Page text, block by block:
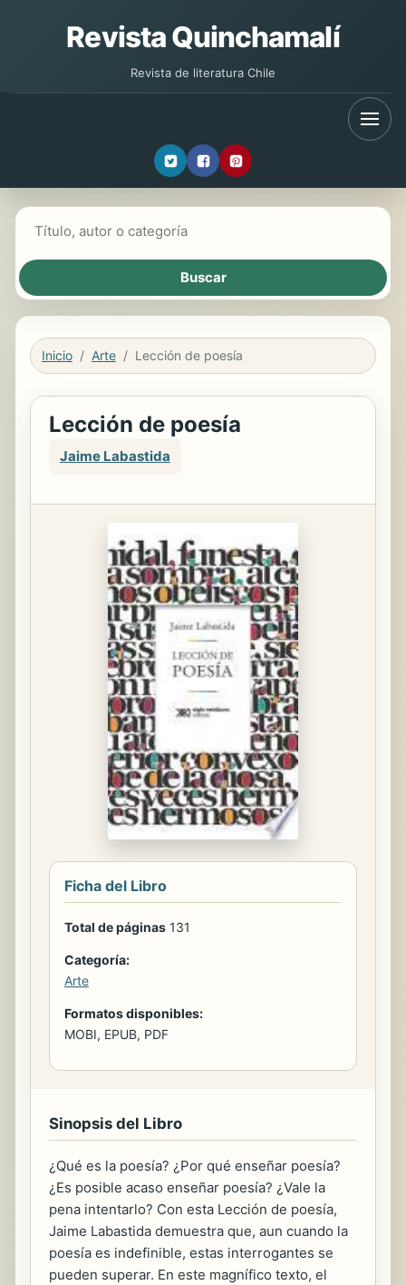
Revista Quinchamalí
Revista de literatura Chile
Inicio Arte Lección de poesía
Lección de poesía
Jaime Labastida
Ficha del Libro
Total de páginas 131
Categoría:
Arte
Formatos disponibles:
MOBI, EPUB, PDF
Sinopsis del Libro
¿Qué es la poesía? ¿Por qué enseñar poesía?
¿Es posible acaso enseñar poesía? ¿Vale la
pena intentarlo? Con esta Lección de poesía,
Jaime Labastida demuestra que, aun cuando la
poesía es indefinible, estas interrogantes se
pueden superar. En este magnífico texto, el